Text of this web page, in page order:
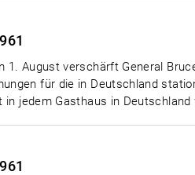
1. August verschärft General
für die in Deutschland
in jedem Gasthaus in